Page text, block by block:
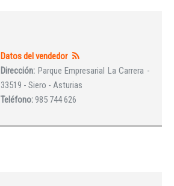
Datos del vendedor
Dirección: Parque Empresarial La Carrera -
33519 - Siero - Asturias
Teléfono:985 744 626